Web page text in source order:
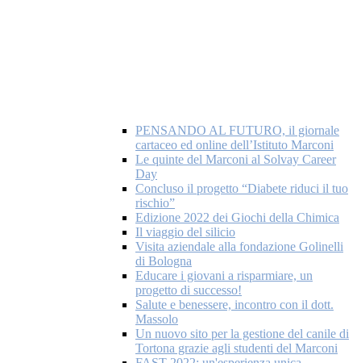
PENSANDO AL FUTURO, il giornale
cartaceo ed online dell’Istituto Marconi
Le quinte del Marconi al Solvay Career
Day
Concluso il progetto “Diabete riduci il tuo
rischio”
Edizione 2022 dei Giochi della Chimica
Il viaggio del silicio
Visita aziendale alla fondazione Golinelli
di Bologna
Educare i giovani a risparmiare, un
progetto di successo!
Salute e benessere, incontro con il dott.
Massolo
Un nuovo sito per la gestione del canile di
Tortona grazie agli studenti del Marconi